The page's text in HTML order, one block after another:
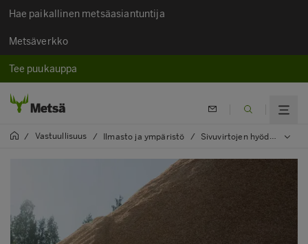
Hae paikallinen metsäasiantuntija
Metsäverkko
Tee puukauppa
/ Vastuullisuus / Ilmasto ja ympäristö / Sivuvirtojen hyödyntäminen